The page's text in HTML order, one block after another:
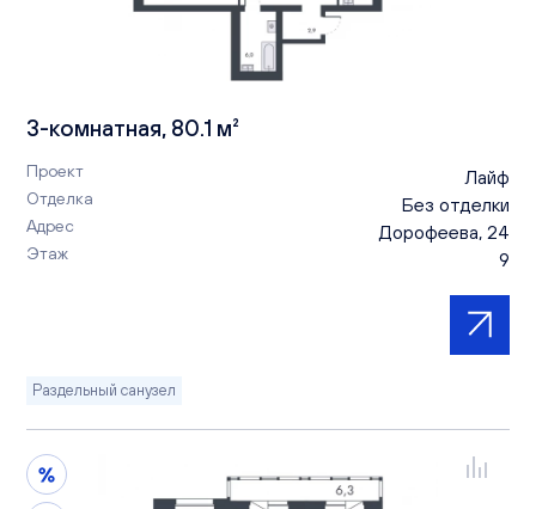
3-комнатная, 80.1 м²
Проект Лайф
Отделка Без отделки
Адрес Дорофеева, 24
Этаж 9
Раздельный санузел